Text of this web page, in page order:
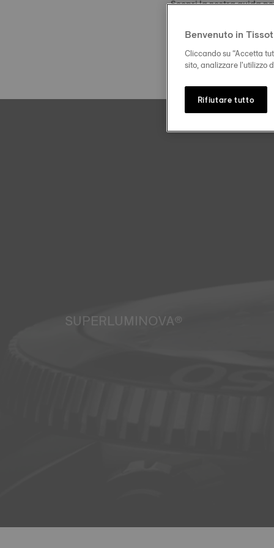
Scopri la nostra guida
SUPERLUMINOVA®
Benvenuto in Tissot
Cliccando su “Accetta
sito, analizzare l'utilizzo
Rifiutare tutto